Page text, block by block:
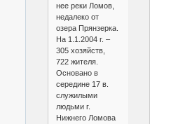
нее реки Ломов,
недалеко от
озера Прянзерка.
На 1.1.2004 г. –
305 хозяйств,
722 жителя.
Основано в
середине 17 в.
служилыми
людьми г.
Нижнего Ломова